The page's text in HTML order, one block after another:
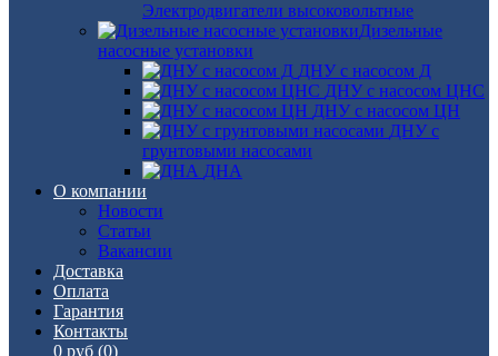
Электродвигатели высоковольтные
Дизельные
насосные установки
ДНУ с насосом Д
ДНУ с насосом ЦНС
ДНУ с насосом ЦН
ДНУ с
грунтовыми насосами
ДНА
О компании
Новости
Статьи
Вакансии
Доставка
Оплата
Гарантия
Контакты
0 руб (0)